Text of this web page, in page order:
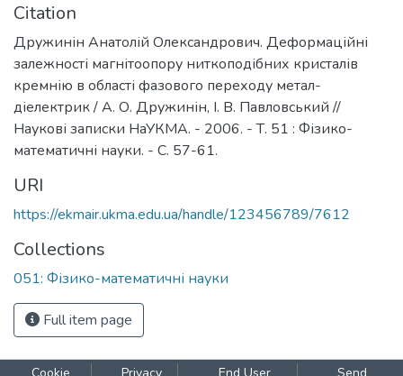
Citation
Дружинін Анатолій Олександрович. Деформаційні
залежності магнітоопору ниткоподібних кристалів
кремнію в області фазового переходу метал-
діелектрик / А. О. Дружинін, І. В. Павловський //
Наукові записки НаУКМА. - 2006. - Т. 51 : Фізико-
математичні науки. - С. 57-61.
URI
https://ekmair.ukma.edu.ua/handle/123456789/7612
Collections
051: Фізико-математичні науки
Full item page